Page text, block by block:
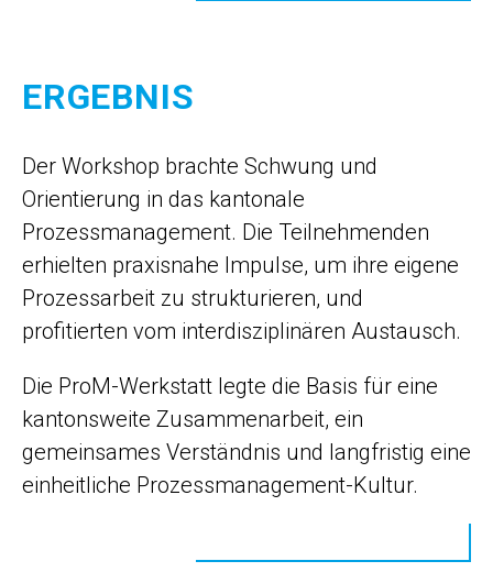
ERGEBNIS
Der Workshop brachte Schwung und
Orientierung in das kantonale
Prozessmanagement. Die Teilnehmenden
erhielten praxisnahe Impulse, um ihre eigene
Prozessarbeit zu strukturieren, und
profitierten vom interdisziplinären Austausch.
Die ProM-Werkstatt legte die Basis für eine
kantonsweite Zusammenarbeit, ein
gemeinsames Verständnis und langfristig eine
einheitliche Prozessmanagement-Kultur.